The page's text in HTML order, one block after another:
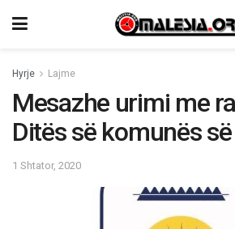
Hyrje Lajme
Mesazhe urimi me
Ditës së komunës
1 Shtator, 2020